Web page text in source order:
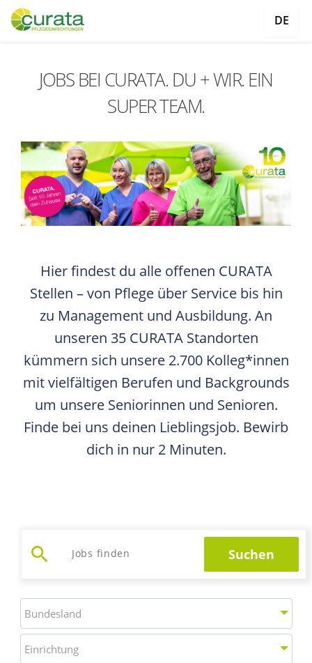
DE
JOBS BEI CURATA. DU + WIR. EIN
SUPER TEAM.
Hier findest du alle offenen CURATA
Stellen – von Pflege über Service bis hin
zu Management und Ausbildung. An
unseren 35 CURATA Standorten
kümmern sich unsere 2.700 Kolleg*innen
mit vielfältigen Berufen und Backgrounds
um unsere Seniorinnen und Senioren.
Finde bei uns deinen Lieblingsjob. Bewirb
dich in nur 2 Minuten.
search
Jobs suchen Suchen
Bundesland
Bundesland
Einrichtung
Einrichtung